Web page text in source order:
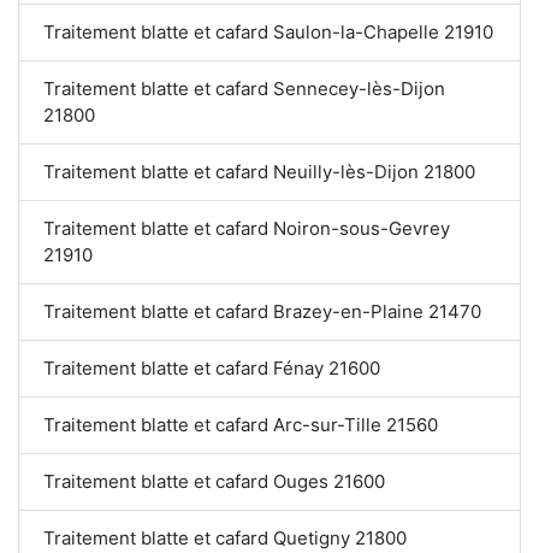
Traitement blatte et cafard Saulon-la-Chapelle 21910
Traitement blatte et cafard Sennecey-lès-Dijon
21800
Traitement blatte et cafard Neuilly-lès-Dijon 21800
Traitement blatte et cafard Noiron-sous-Gevrey
21910
Traitement blatte et cafard Brazey-en-Plaine 21470
Traitement blatte et cafard Fénay 21600
Traitement blatte et cafard Arc-sur-Tille 21560
Traitement blatte et cafard Ouges 21600
Traitement blatte et cafard Quetigny 21800